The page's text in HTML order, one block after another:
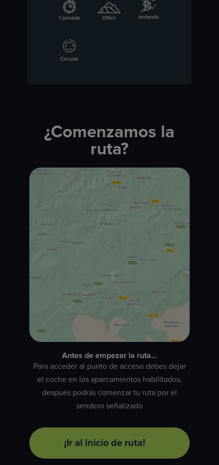
¿Comenzamos la
ruta?
Antes de empezar la ruta…
Para acceder al punto de acceso debes dejar
el coche en los aparcamientos habilitados,
después podrás comenzar tu ruta por el
sendero señalizado
¡Ir al inicio de ruta!